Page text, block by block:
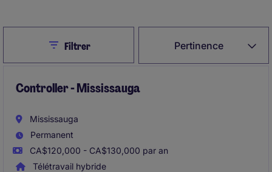
Pertinence
CloseFiltrer
Controller - Mississauga
Mississauga
Permanent
CA$120,000 - CA$130,000 par an
Télétravail hybride